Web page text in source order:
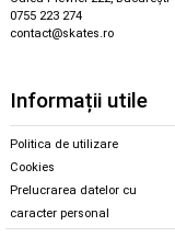
0755 223 274
contact@skates.ro
Informații utile
Politica de utilizare
Cookies
Prelucrarea datelor cu
caracter personal